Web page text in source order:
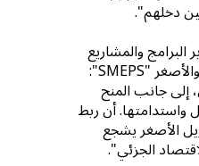
دخلهم".
والمشاريع
في وكالة تنمية المنشآت الصغيرة والأصغر "SMEPS":
إلى جانب المنح
واستدامتها. أن ربط
الأصغر يشجع
الجزئي".